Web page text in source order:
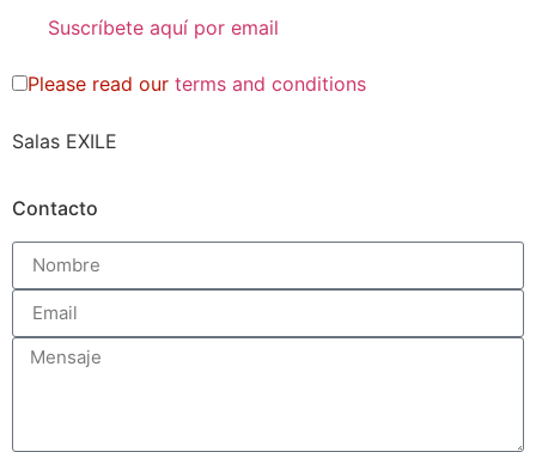
Please read our terms and conditions
Salas EXILE
Contacto